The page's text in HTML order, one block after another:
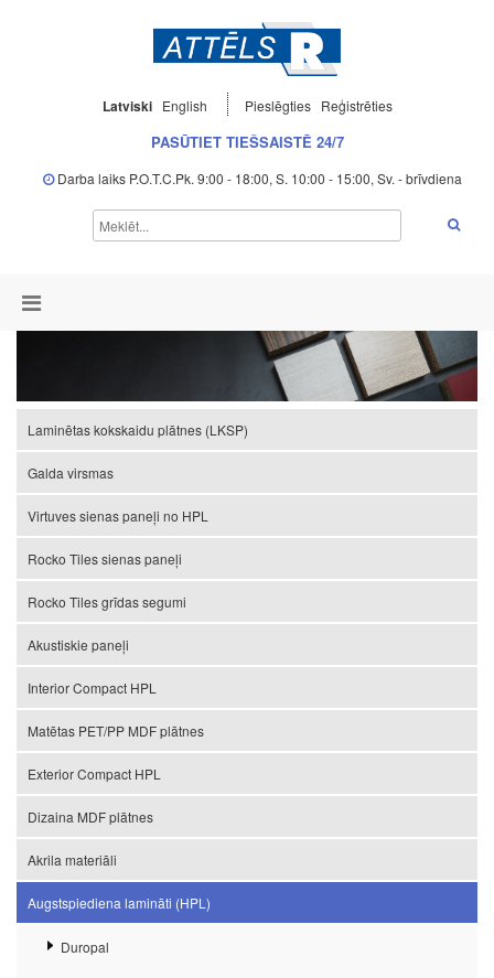
Latviski English Pieslēgties Reģistrēties
PASŪTIET TIEŠSAISTĒ 24/7
Darba laiks P.O.T.C.Pk. 9:00 - 18:00, S. 10:00 - 15:00, Sv. - brīvdiena
Laminētas kokskaidu plātnes (LKSP)
Galda virsmas
Virtuves sienas paneļi no HPL
Rocko Tiles sienas paneļi
Rocko Tiles grīdas segumi
Akustiskie paneļi
Interior Compact HPL
Matētas PET/PP MDF plātnes
Exterior Compact HPL
Dizaina MDF plātnes
Akrila materiāli
Augstspiediena lamināti (HPL)
Duropal